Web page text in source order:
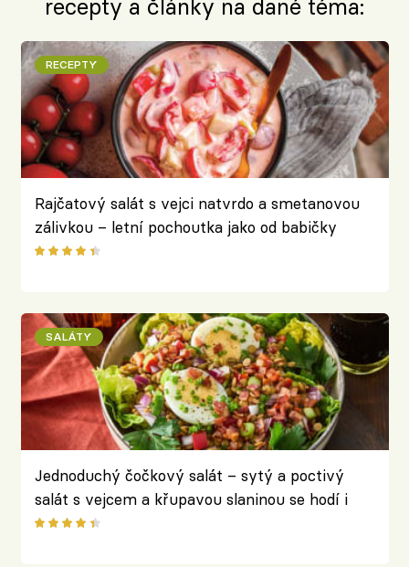
recepty a články na dané téma:
RECEPTY
Rajčatový salát s vejci natvrdo a smetanovou
zálivkou – letní pochoutka jako od babičky
SALÁTY
Jednoduchý čočkový salát – sytý a poctivý
salát s vejcem a křupavou slaninou se hodí i
jako hlavní chod